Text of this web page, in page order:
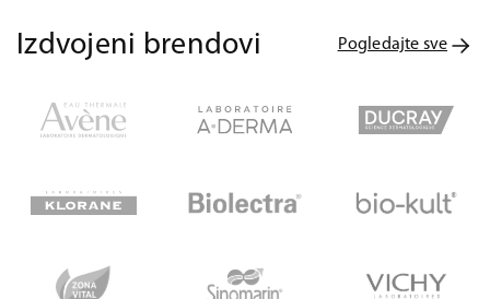
Izdvojeni brendovi Pogledajte sve